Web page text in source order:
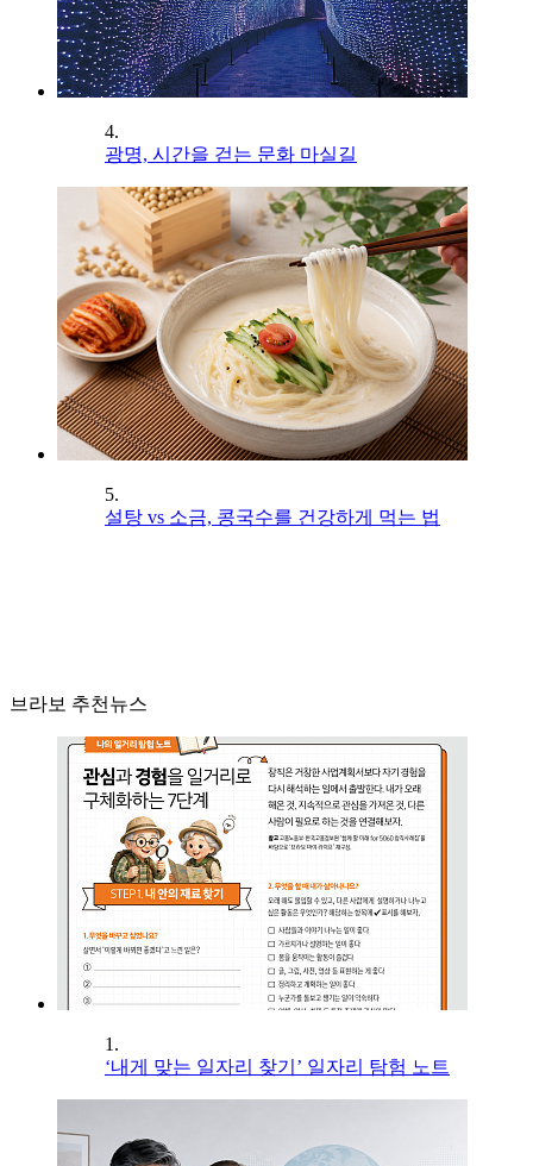
4.
광명, 시간을 걷는 문화 마실길
5.
설탕 vs 소금, 콩국수를 건강하게 먹는 법
브라보 추천뉴스
1.
‘내게 맞는 일자리 찾기’ 일자리 탐험 노트